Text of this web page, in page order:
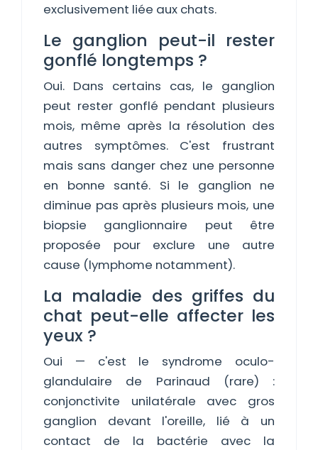
exclusivement liée aux chats.
Le ganglion peut-il rester
gonflé longtemps ?
Oui. Dans certains cas, le ganglion
peut rester gonflé pendant plusieurs
mois, même après la résolution des
autres symptômes. C'est frustrant
mais sans danger chez une personne
en bonne santé. Si le ganglion ne
diminue pas après plusieurs mois, une
biopsie ganglionnaire peut être
proposée pour exclure une autre
cause (lymphome notamment).
La maladie des griffes du
chat peut-elle affecter les
yeux ?
Oui — c'est le syndrome oculo-
glandulaire de Parinaud (rare) :
conjonctivite unilatérale avec gros
ganglion devant l'oreille, lié à un
contact de la bactérie avec la